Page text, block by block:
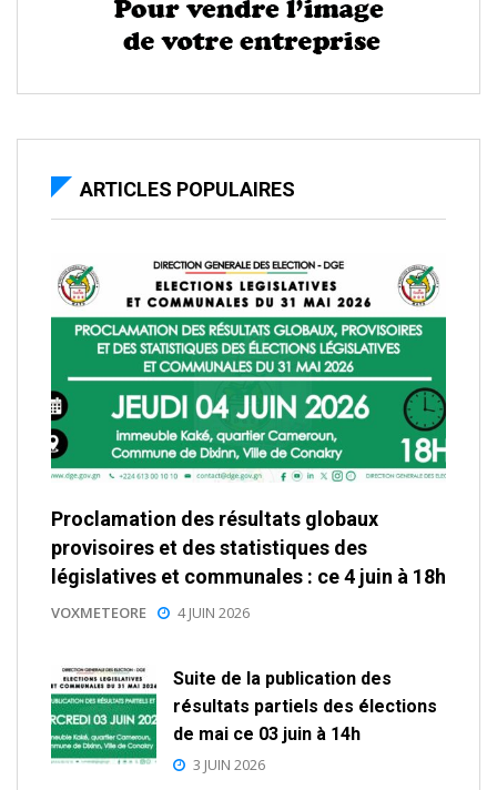
ARTICLES POPULAIRES
Proclamation des résultats globaux
provisoires et des statistiques des
législatives et communales : ce 4 juin à 18h
VOXMETEORE 4 JUIN 2026
Suite de la publication des
résultats partiels des élections
de mai ce 03 juin à 14h
3 JUIN 2026